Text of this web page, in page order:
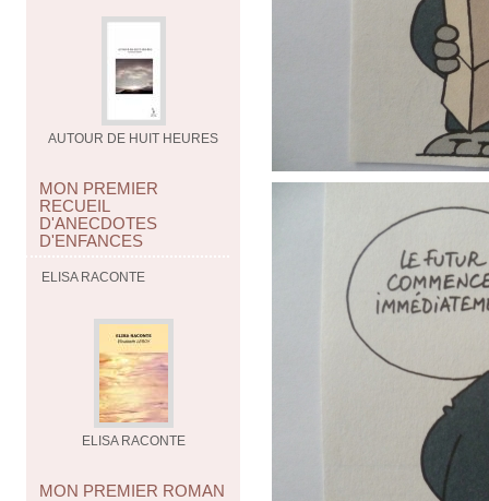
AUTOUR DE HUIT HEURES
MON PREMIER
RECUEIL
D'ANECDOTES
D'ENFANCES
ELISA RACONTE
ELISA RACONTE
MON PREMIER ROMAN